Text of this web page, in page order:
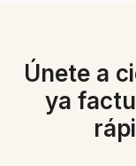
Únete a
ya